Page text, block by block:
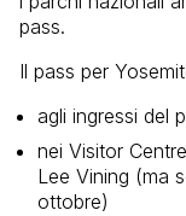
pass.
Il pass per
agli ingressi del
nei Visitor
Lee Vining (ma
ottobre)